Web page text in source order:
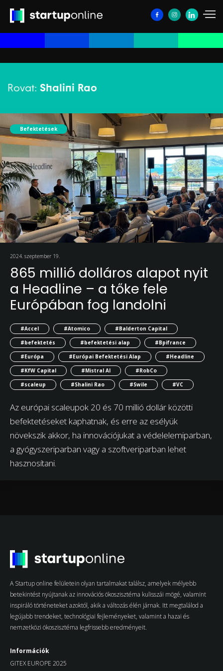
Rovat: Shalini Rao
Befektetések
2024. szeptember 19.
865 millió dolláros alapot nyit
a Headline – a tőke fele
Európában fog landolni
#Accel #Atomico
#Balderton Capital
#befektetés
#befektetési alap
#Bpifrance
#Európa
#Európai Befektetési Alap
#Headline
#KfW Capital
#Mistral AI
#RobCo
#scaleup
#Shalini Rao #Swile #VC
Az európai scaleupok 20 és 70 millió dollár közötti
befektetéseket kaphatnak, és erre az esélyük
növekszik akkor, ha innovációjukat a védelelemiparban,
a gyógyszeriparban vagy a szoftveriparban lehet
hasznosítani.
A Startup online felületein olyan tartalmakat találsz, amelyek mélyebb
betekintést nyújtanak az innovációs ökoszisztéma kulisszái mögé, valamint
inspiráló történeteket azoktól, akik a változás élén járnak. Itt megtalálod a
legújabb trendeket, technológiai fejleményeket, valamint a hazai és
nemzetközi ökoszisztéma legfrissebb eredményeit.
Információk
GITEX EUROPE 2025